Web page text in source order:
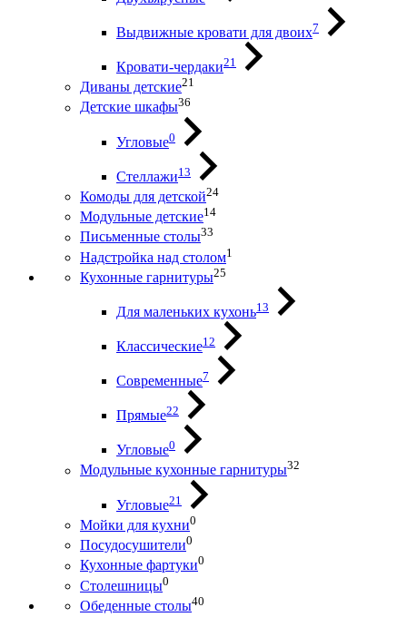
Выдвижные кровати для двоих7
Кровати-чердаки21
Диваны детские21
Детские шкафы36
Угловые0
Стеллажи13
Комоды для детской24
Модульные детские14
Письменные столы33
Надстройка над столом1
Кухонные гарнитуры25
Для маленьких кухонь13
Классические12
Современные7
Прямые22
Угловые0
Модульные кухонные гарнитуры32
Угловые21
Мойки для кухни0
Посудосушители0
Кухонные фартуки0
Столешницы0
Обеденные столы40